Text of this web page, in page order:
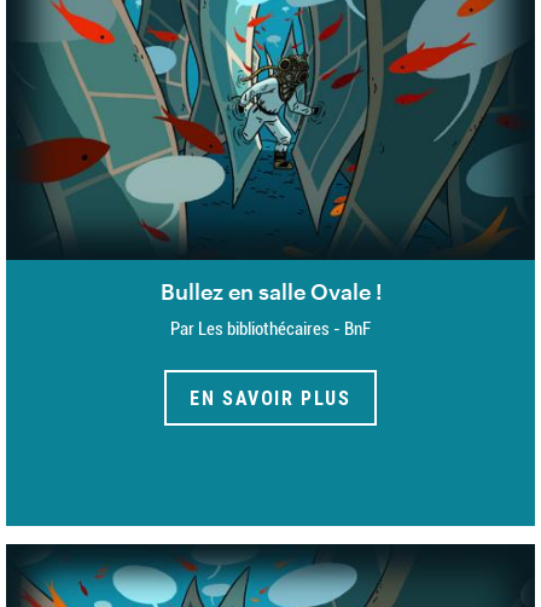
Bullez en salle Ovale !
Par Les bibliothécaires - BnF
EN SAVOIR PLUS